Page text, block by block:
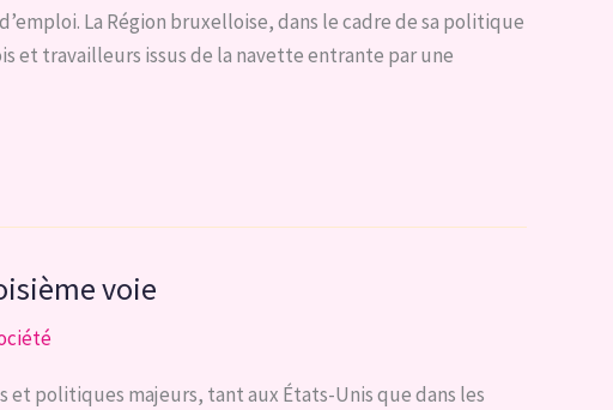
La Région bruxelloise, dans le cadre de sa politique
et travailleurs issus de la navette entrante par une
voie
et politiques majeurs, tant aux États-Unis que dans les